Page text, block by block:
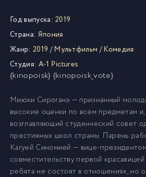
Год выпуска: 2019
Страна: Япония
Жанр: 2019 /Мультфильм /Комедия
Студия: A-1 Pictures
{kinopoisk} {kinopoisk_vote}
Миюки Сироганэ — признанный
высокие оценки по всем предметам
возглавляющий студенческий совет
престижных школ страны. Парень
Кагуей Синомией — вице-
совместительству первой
ребята не состоят в отношениях, но